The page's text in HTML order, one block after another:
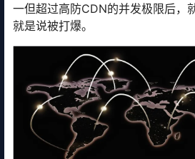
一但超过高防CDN的并发极限后，
就是说被打爆。